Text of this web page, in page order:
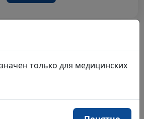
только для медицинских